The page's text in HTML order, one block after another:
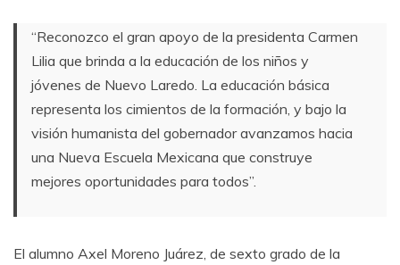
“Reconozco el gran apoyo de la presidenta Carmen
Lilia que brinda a la educación de los niños y
jóvenes de Nuevo Laredo. La educación básica
representa los cimientos de la formación, y bajo la
visión humanista del gobernador avanzamos hacia
una Nueva Escuela Mexicana que construye
mejores oportunidades para todos”.
El alumno Axel Moreno Juárez, de sexto grado de la